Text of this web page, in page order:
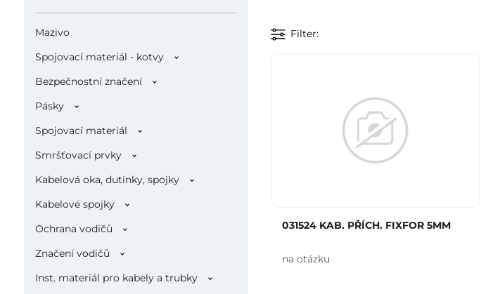
Mazivo
Spojovací materiál - kotvy
Bezpečnostní značení
Pásky
Spojovací materiál
Smršťovací prvky
Kabelová oka, dutinky, spojky
Kabelové spojky
Ochrana vodičů
Značení vodičů
Inst. materiál pro kabely a trubky
Filter
031524 KAB. PŘÍCH. FIXFOR 5MM
na otázku